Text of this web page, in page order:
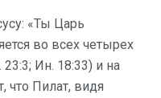
«Ты Царь
во всех четырех
Ин. 18:33) и на
что Пилат, видя